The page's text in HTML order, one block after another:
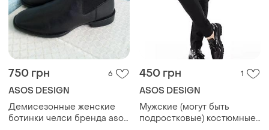
750 грн 6
ASOS DESIGN
Демисезонные женские
ботинки челси бренда asos
450 грн 1
ASOS DESIGN
Мужские (могут быть
подростковые) костюмные